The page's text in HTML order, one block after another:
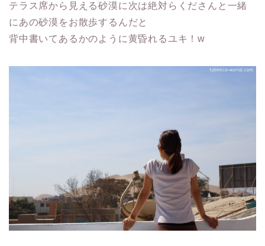
テラス席から見える砂漠に次は絶対らくださんと一緒
にあの砂漠をお散歩するんだと
背中書いてあるかのように黄昏れるユキ！w